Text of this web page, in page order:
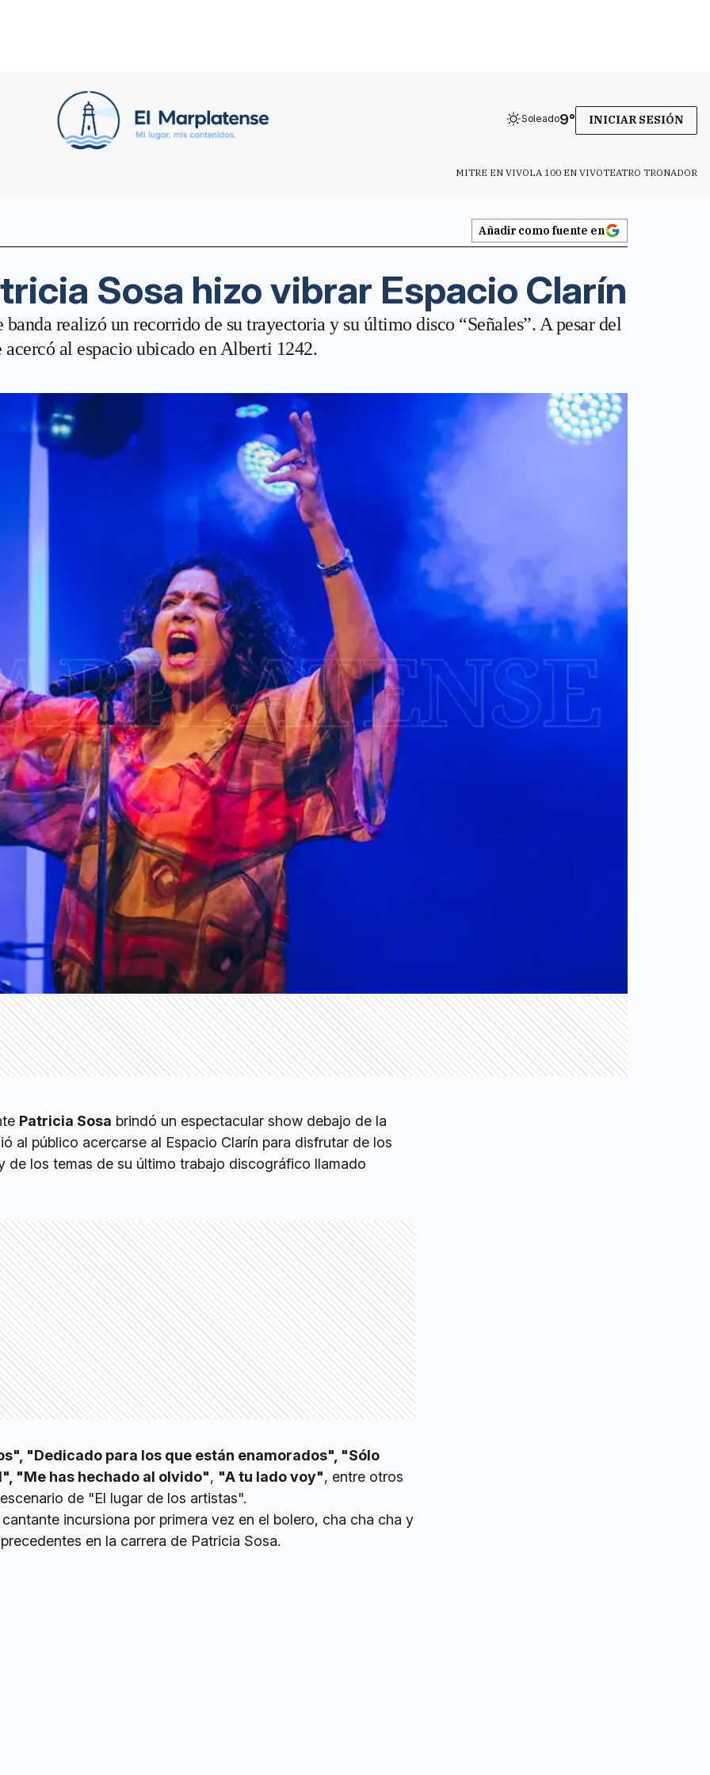
Soleado9° INICIAR SESIÓN
MITRE EN VIVOLA 100 EN VIVOTEATRO TRONADOR
Añadir como fuente en
Sosa hizo vibrar Espacio Clarín
realizó un recorrido de su trayectoria y su último disco “Señales”. A pesar del
al espacio ubicado en Alberti 1242.
Patricia Sosa brindó un espectacular show debajo de la
al público acercarse al Espacio Clarín para disfrutar de los
de los temas de su último trabajo discográfico llamado
"Dedicado para los que están enamorados", "Sólo
"Me has hechado al olvido", "A tu lado voy", entre otros
de "El lugar de los artistas".
incursiona por primera vez en el bolero, cha cha cha y
en la carrera de Patricia Sosa.